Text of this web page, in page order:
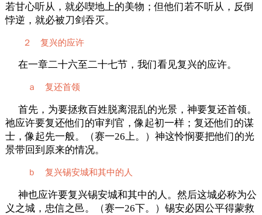
若甘心听从，就必喫地上的美物；但他们若不听从，反倒
悖逆，就必被刀剑吞灭。
２ 复兴的应许
在一章二十六至二十七节，我们看见复兴的应许。
ａ 复还首领
首先，为要拯救百姓脱离混乱的光景，神要复还首领。
祂应许要复还他们的审判官，像起初一样；复还他们的谋
士，像起先一般。（赛一26上。）神这怜悯要把他们的光
景带回到原来的情况。
ｂ 复兴锡安城和其中的人
神也应许要复兴锡安城和其中的人。然后这城必称为公
义之城，忠信之邑。（赛一26下。）锡安必因公平得蒙救